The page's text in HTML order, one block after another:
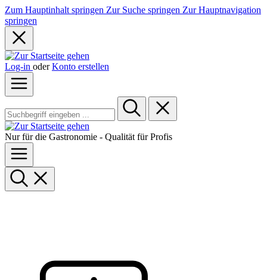
Zum Hauptinhalt springen Zur Suche springen Zur Hauptnavigation
springen
Log-in oder Konto erstellen
Nur für die Gastronomie - Qualität für Profis